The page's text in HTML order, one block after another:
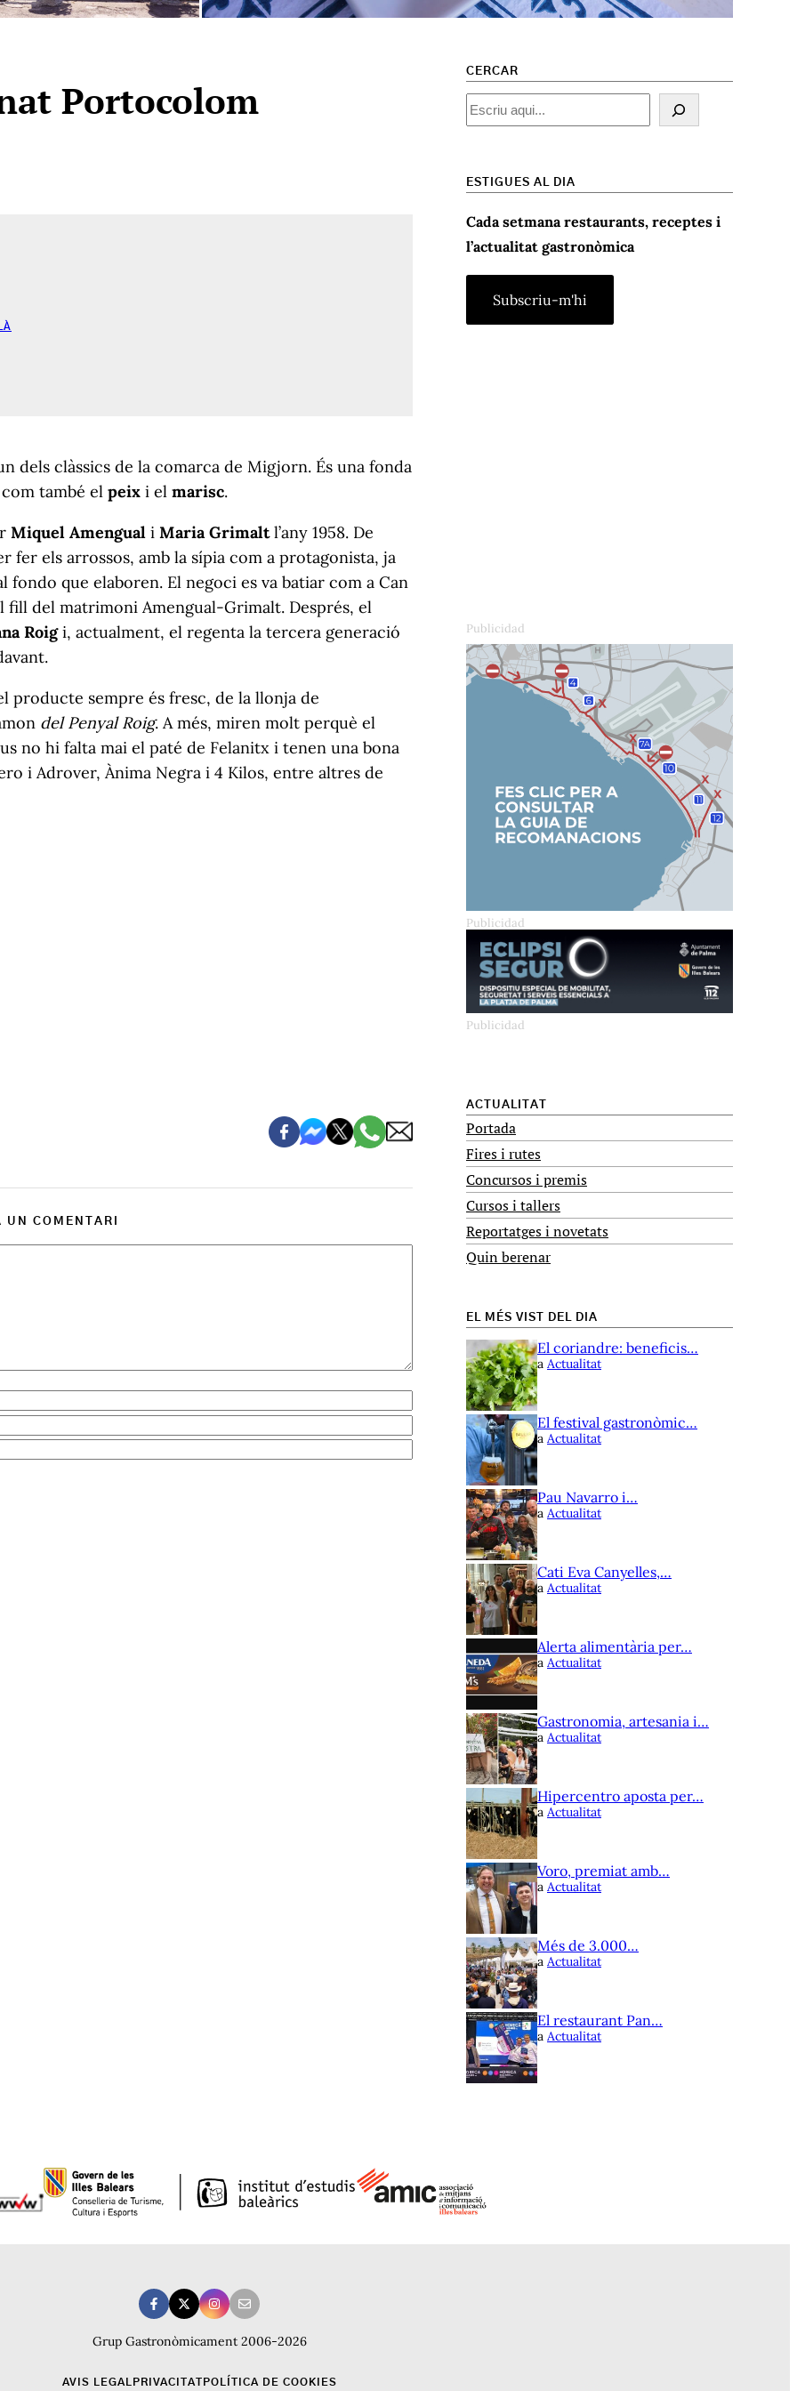
Portocolom
dels clàssics de la comarca de Migjorn. És una fonda
també el peix i el marisc.
Miquel Amengual i Maria Grimaltl’any 1958. De
fer els arrossos, amb la sípia com a protagonista, ja
fondo que elaboren. El negoci es va batiar com a Can
del matrimoni Amengual-Grimalt. Després, el
Roigi, actualment, el regenta la tercera generació
producte sempre és fresc, de la llonja de
del Penyal Roig. A més, miren molt perquè el
no hi falta mai el paté de Felanitx i tenen una bona
i Adrover, Ànima Negra i 4 Kilos, entre altres de
UN COMENTARI
CERCAR
Cercar
ESTIGUES AL DIA
Cada setmana restaurants, receptes i
l’actualitat gastronòmica
ACTUALITAT
Portada
Fires i rutes
Concursos i premis
Cursos i tallers
Reportatges i novetats
Quin berenar
EL MÉS VIST DEL DIA
El coriandre: beneficis…
a Actualitat
El festival gastronòmic…
a Actualitat
Pau Navarro i…
a Actualitat
Cati Eva Canyelles,…
a Actualitat
Alerta alimentària per…
a Actualitat
Gastronomia, artesania i…
a Actualitat
Hipercentro aposta per…
a Actualitat
Voro, premiat amb…
a Actualitat
Més de 3.000…
a Actualitat
El restaurant Pan…
a Actualitat
Grup Gastronòmicament 2006-2026
AVIS LEGAL PRIVACITAT POLÍTICA DE COOKIES